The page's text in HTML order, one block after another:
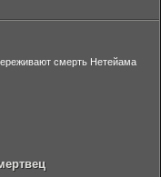
смерть Нетейама